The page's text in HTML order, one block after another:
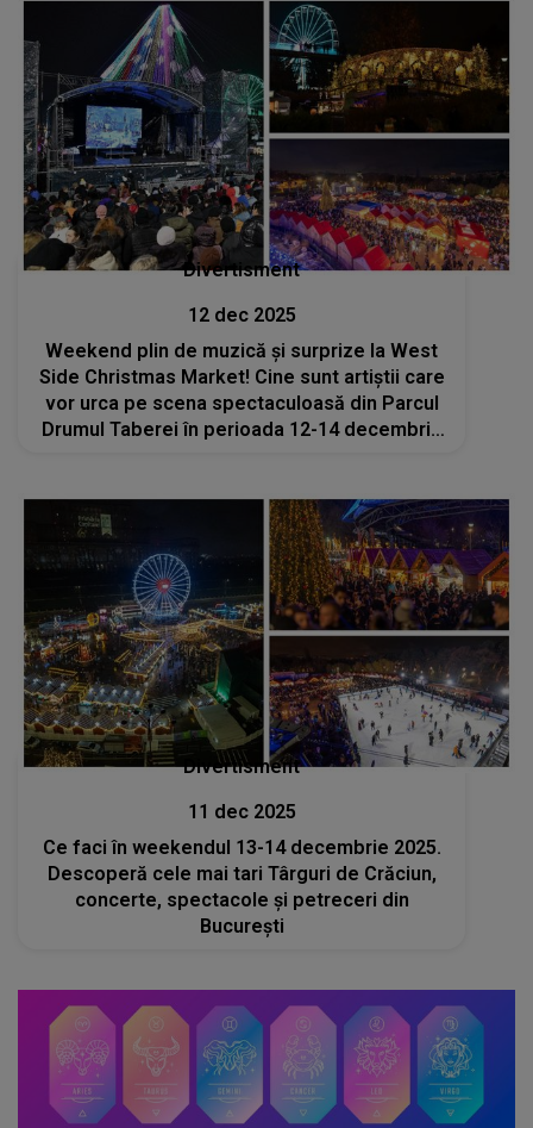
Divertisment
12 dec 2025
Weekend plin de muzică și surprize la West
Side Christmas Market! Cine sunt artiștii care
vor urca pe scena spectaculoasă din Parcul
Drumul Taberei în perioada 12-14 decembrie
Divertisment
11 dec 2025
Ce faci în weekendul 13-14 decembrie 2025.
Descoperă cele mai tari Târguri de Crăciun,
concerte, spectacole și petreceri din
București